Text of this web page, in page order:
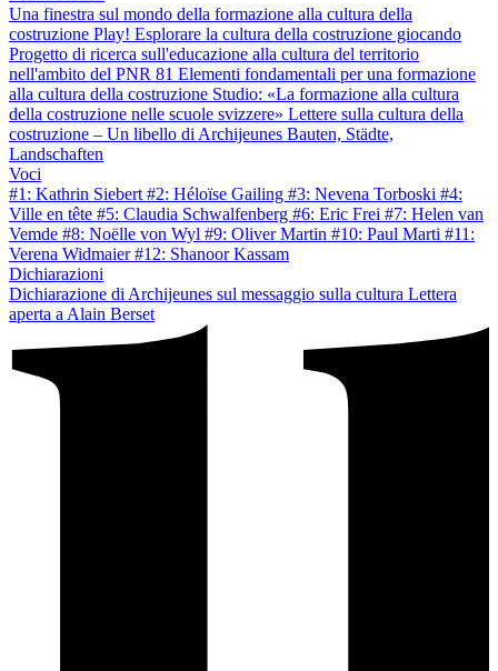
Una finestra sul mondo della formazione alla cultura della
costruzione Play! Esplorare la cultura della costruzione giocando
Progetto di ricerca sull'educazione alla cultura del territorio
nell'ambito del PNR 81 Elementi fondamentali per una formazione
alla cultura della costruzione Studio: «La formazione alla cultura
della costruzione nelle scuole svizzere» Lettere sulla cultura della
costruzione – Un libello di Archijeunes Bauten, Städte,
Landschaften
Voci
#1: Kathrin Siebert #2: Héloïse Gailing #3: Nevena Torboski #4:
Ville en tête #5: Claudia Schwalfenberg #6: Eric Frei #7: Helen van
Vemde #8: Noëlle von Wyl #9: Oliver Martin #10: Paul Marti #11:
Verena Widmaier#12: Shanoor Kassam
Dichiarazioni
Dichiarazione di Archijeunes sul messaggio sulla cultura Lettera
aperta a Alain Berset